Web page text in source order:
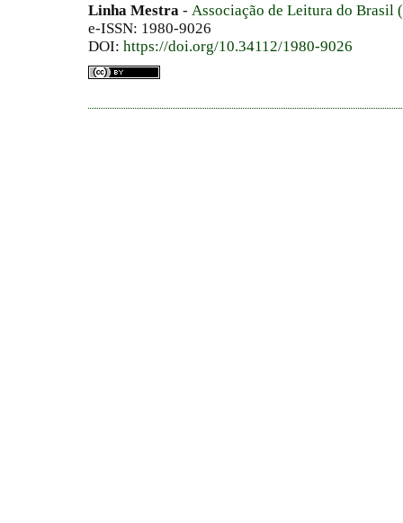
Linha Mestra - Associação de Leitura do Brasil
e-ISSN: 1980-9026
DOI: https://doi.org/10.34112/1980-9026